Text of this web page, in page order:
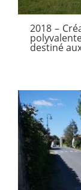
2018 –
destiné